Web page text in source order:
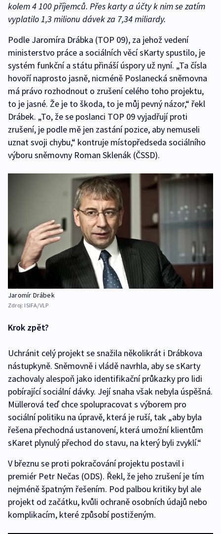
kolem 4 100 příjemců. Přes karty a účty k nim se zatím
vyplatilo 1,3 milionu dávek za 7,34 miliardy.
Podle Jaromíra Drábka (TOP 09), za jehož vedení
ministerstvo práce a sociálních věcí sKarty spustilo, je
systém funkční a státu přináší úspory už nyní. „Ta čísla
hovoří naprosto jasně, nicméně Poslanecká sněmovna
má právo rozhodnout o zrušení celého toho projektu,
to je jasné. Že je to škoda, to je můj pevný názor,“ řekl
Drábek. „To, že se poslanci TOP 09 vyjadřují proti
zrušení, je podle mě jen zastání pozice, aby nemuseli
uznat svoji chybu,“ kontruje místopředseda sociálního
výboru sněmovny Roman Sklenák (ČSSD).
Jaromír Drábek
Zdroj: ISIFA/VLP
Krok zpět?
Uchránit celý projekt se snažila několikrát i Drábkova
nástupkyně. Sněmovně i vládě navrhla, aby se sKarty
zachovaly alespoň jako identifikační průkazky pro lidi
pobírající sociální dávky. Její snaha však nebyla úspěšná.
Müllerová teď chce spolupracovat s výborem pro
sociální politiku na úpravě, která je ruší, tak „aby byla
řešena přechodná ustanovení, která umožní klientům
sKaret plynulý přechod do stavu, na který byli zvyklí.“
V březnu se proti pokračování projektu postavil i
premiér Petr Nečas (ODS). Řekl, že jeho zrušení je tím
nejméně špatným řešením. Pod palbou kritiky byl ale
projekt od začátku, kvůli ochraně osobních údajů nebo
komplikacím, které způsobí postiženým.